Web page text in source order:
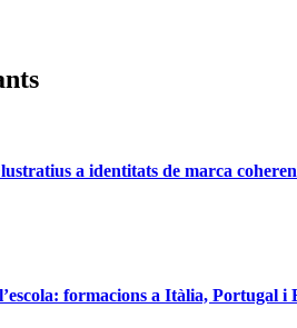
a identitats de marca
formacions a Itàlia, Portugal i